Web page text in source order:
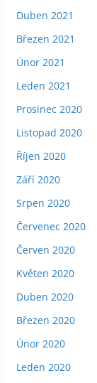
Duben 2021
Březen 2021
Únor 2021
Leden 2021
Prosinec 2020
Listopad 2020
Říjen 2020
Září 2020
Srpen 2020
Červenec 2020
Červen 2020
Květen 2020
Duben 2020
Březen 2020
Únor 2020
Leden 2020